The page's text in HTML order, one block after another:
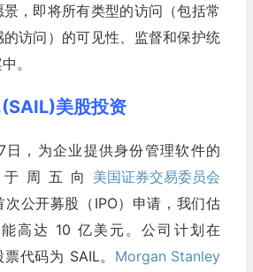
，即将所有类型的访问（包括常
访问）的可见性、监督和保护统
。
美股投资
日，为企业提供身份管理软件的
于周五向 美国证券交易委员会
次公开募股（IPO）申请，我们估
高达 10 亿美元。公司计划在
代码为 SAIL。 Morgan Stanley